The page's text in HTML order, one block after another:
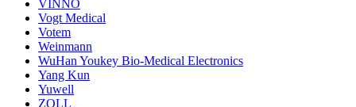
VINNO
Vogt Medical
Votem
Weinmann
WuHan Youkey Bio-Medical Electronics
Yang Kun
Yuwell
ZOLL